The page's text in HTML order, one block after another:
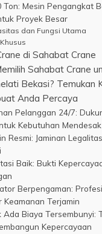
Ton: Mesin Pengangkat
Proyek Besar
dan Fungsi Utama
di Sahabat Crane
Sahabat Crane
Bekasi? Temukan
Anda Percaya
Pelanggan 24/7:
Kebutuhan Mendesak
Resmi: Jaminan
Baik: Bukti
Berpengaman:
Keamanan Terjamin
Ada Biaya Tersembunyi:
Kepercayaan